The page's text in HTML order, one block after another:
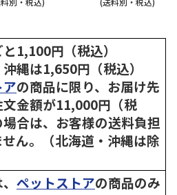
1,100円（税込）
縄は1,650円（税込）
の商品に限り、お届け先
文金額が11,000円（税
合は、お客様の送料負担
ん。（北海道・沖縄は除
ペットストアの商品のみ